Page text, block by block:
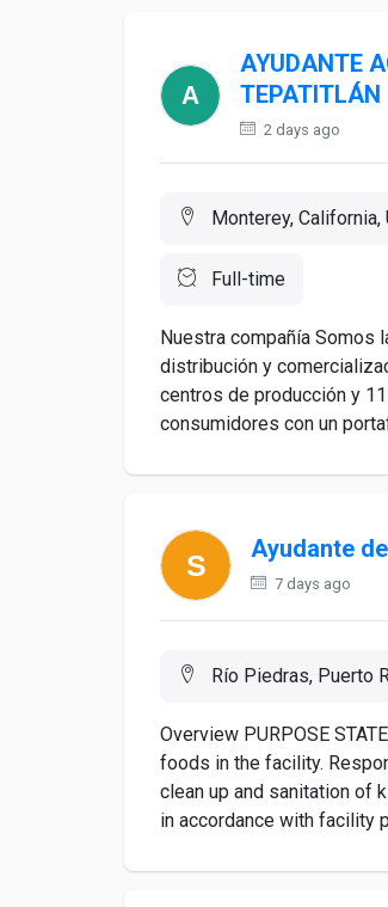
AYUDANTE
TEPATITLÁN
2 days ago
Monterey,
Full-time
Nuestra compañía Somos
distribución y
centros de producción y
consumidores con un
Ayudante
7 days ago
Río Piedras, Puerto
Overview PURPOSE
foods in the facility.
clean up and sanitation of
in accordance with facility